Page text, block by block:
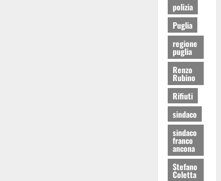
polizia
Puglia
regione
puglia
Renzo
Rubino
Rifiuti
sindaco
sindaco
franco
ancona
Stefano
Coletta